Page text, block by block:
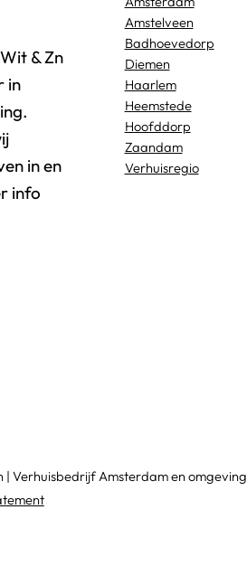
Amstelveen
Badhoevedorp
Diemen
Haarlem
Heemstede
Hoofddorp
Zaandam
Verhuisregio
| Verhuisbedrijf Amsterdam en omgeving
& Zn
in
in en
info